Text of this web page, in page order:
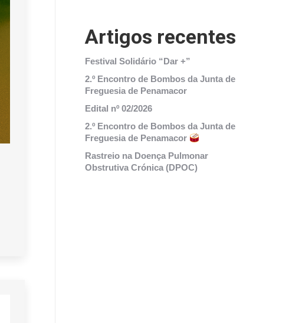
Artigos recentes
Festival Solidário “Dar +”
2.º Encontro de Bombos da Junta de
Freguesia de Penamacor
Edital nº 02/2026
2.º Encontro de Bombos da Junta de
Freguesia de Penamacor
Rastreio na Doença Pulmonar
Obstrutiva Crónica (DPOC)